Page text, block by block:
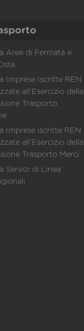
Aree di Fermata e
Imprese Iscritte REN
all'Esercizio della
Trasporto
Imprese iscritte REN
all'Esercizio della
Trasporto Merci
Servizi di Linea